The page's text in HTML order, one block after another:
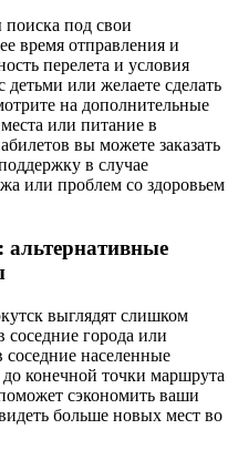
под свои
время отправления и
перелета и условия
или желаете сделать
на дополнительные
или питание в
вы можете заказать
в случае
или проблем со здоровьем
альтернативные
выглядят слишком
города или
населенные
конечной точки маршрута
сэкономить ваши
больше новых мест во